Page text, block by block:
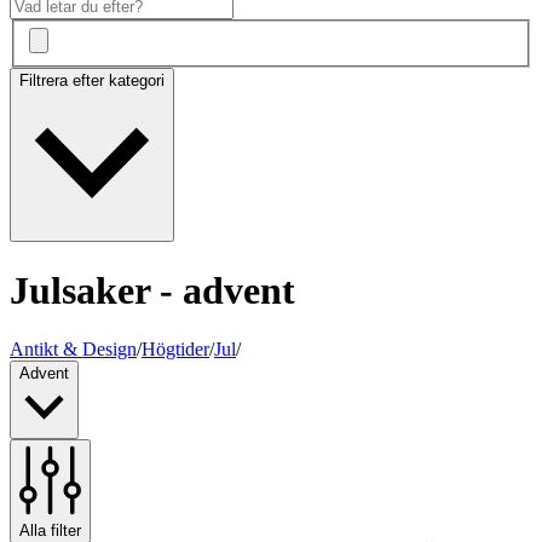
Filtrera efter kategori
Julsaker - advent
Antikt & Design/Högtider/Jul/
Advent
Alla filter